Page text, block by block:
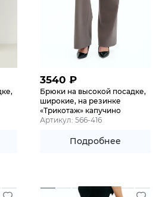
3540 ₽
Брюки на высокой посадке,
широкие, на резинке
«Трикотаж» капучино
Артикул: 566-416
Подробнее